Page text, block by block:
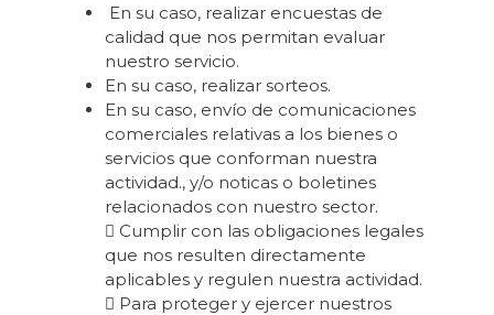
En su caso, realizar encuestas de
calidad que nos permitan evaluar
nuestro servicio.
En su caso, realizar sorteos.
En su caso, envío de comunicaciones
comerciales relativas a los bienes o
servicios que conforman nuestra
actividad., y/o noticas o boletines
relacionados con nuestro sector.
 Cumplir con las obligaciones legales
que nos resulten directamente
aplicables y regulen nuestra actividad.
 Para proteger y ejercer nuestros